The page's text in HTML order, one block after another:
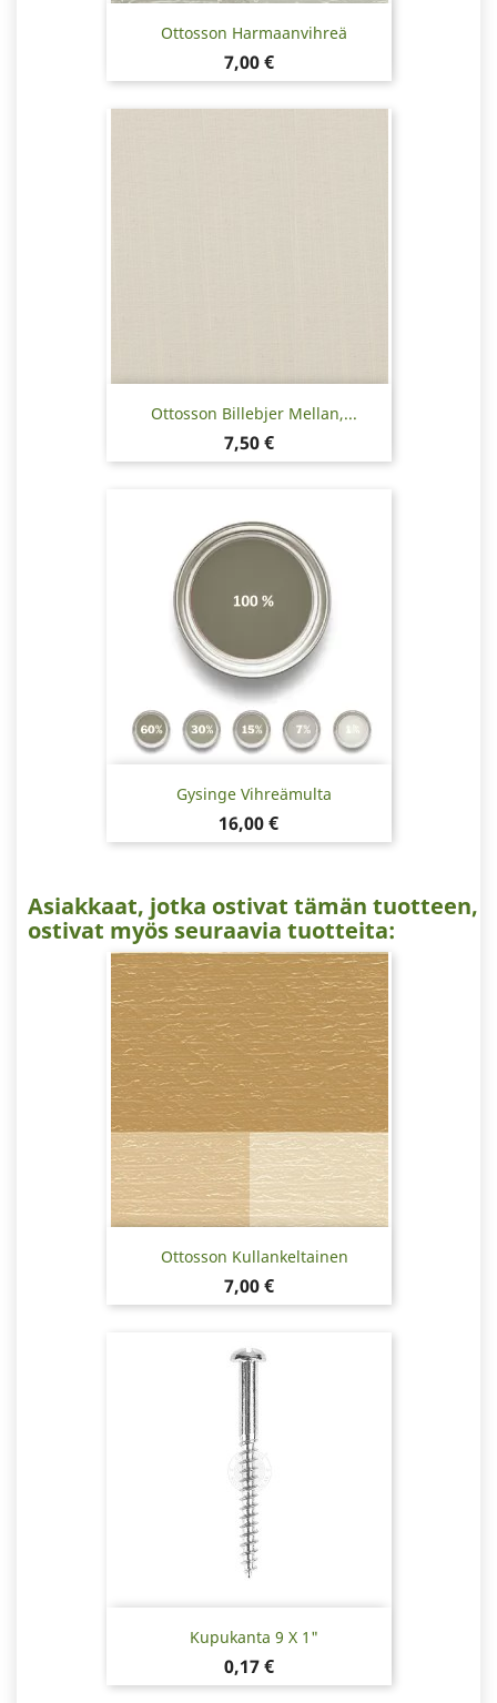
Ottosson Harmaanvihreä
Hinta
7,00 €
Ottosson Billebjer Mellan,...
Hinta
7,50 €
Gysinge Vihreämulta
Hinta
16,00 €
Asiakkaat, jotka ostivat tämän tuotteen,
ostivat myös seuraavia tuotteita:
Ottosson Kullankeltainen
Hinta
7,00 €
Kupukanta 9 X 1"
Hinta
0,17 €